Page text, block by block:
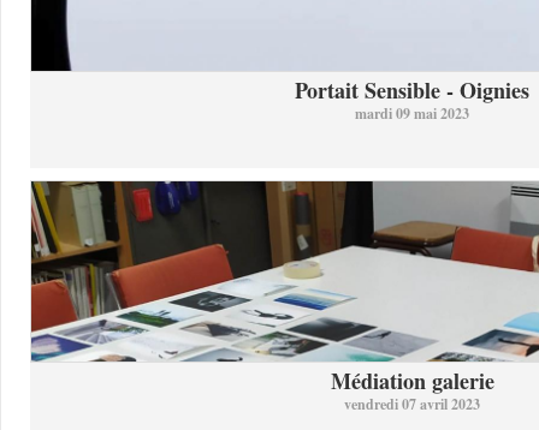
Portait Sensible - Oignies
mardi 09 mai 2023
Médiation galerie
vendredi 07 avril 2023